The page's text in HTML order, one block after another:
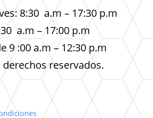
8:30 a.m – 17:30 p.m
a.m – 17:00 p.m
9 :00 a.m – 12:30 p.m
derechos reservados.